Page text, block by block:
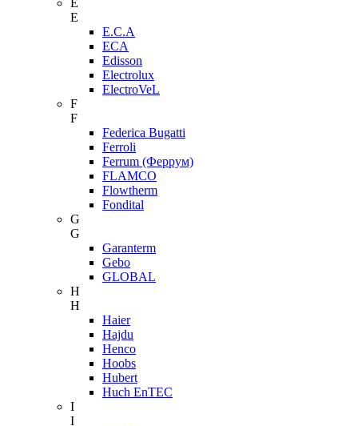
E
E
E.C.A
ECA
Edisson
Electrolux
ElectroVeL
F
F
Federica Bugatti
Ferroli
Ferrum (Феррум)
FLAMCO
Flowtherm
Fondital
G
G
Garanterm
Gebo
GLOBAL
H
H
Haier
Hajdu
Henco
Hoobs
Hubert
Huch EnTEC
I
I